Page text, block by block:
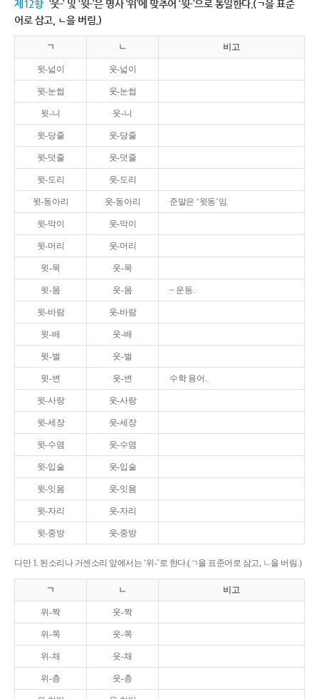
제12항 ‘웃-’ 및 ‘윗-’은 명사 ‘위’에 맞추어 ‘윗-’으로 통일한다.(ㄱ을 표준
어로 삼고, ㄴ을 버림.)
ㄱ ㄴ 비고
윗-넓이 웃-넓이
윗-눈썹 웃-눈썹
윗-니 웃-니
윗-당줄 웃-당줄
윗-덧줄 웃-덧줄
윗-도리 웃-도리
윗-동아리 웃-동아리 준말은 ‘윗동’임.
윗-막이 웃-막이
윗-머리 웃-머리
윗-목 웃-목
윗-몸 웃-몸 ~ 운동.
윗-바람 웃-바람
윗-배 웃-배
윗-벌 웃-벌
윗-변 웃-변 수학 용어.
윗-사랑 웃-사랑
윗-세장 웃-세장
윗-수염 웃-수염
윗-입술 웃-입술
윗-잇몸 웃-잇몸
윗-자리 웃-자리
윗-중방 웃-중방
다만 1. 된소리나 거센소리 앞에서는 ‘위-’로 한다.(ㄱ을 표준어로 삼고, ㄴ을 버림.)
ㄱ ㄴ 비고
위-짝 웃-짝
위-쪽 웃-쪽
위-채 웃-채
위-층 웃-층